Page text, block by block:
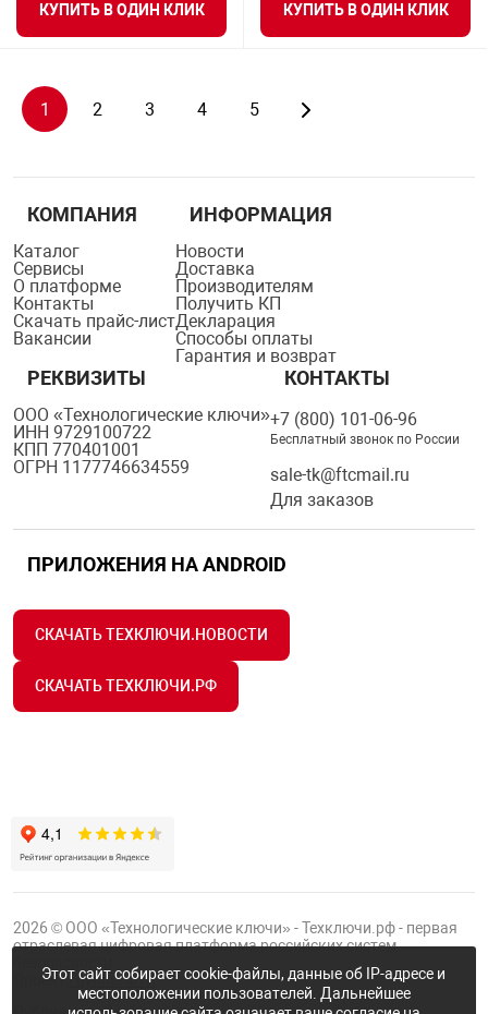
КУПИТЬ В ОДИН КЛИК КУПИТЬ В ОДИН КЛИК
1 2 3 4 5
КОМПАНИЯ
Каталог
Сервисы
О платформе
Контакты
Скачать прайс-лист
Вакансии
ИНФОРМАЦИЯ
Новости
Доставка
Производителям
Получить КП
Декларация
Способы оплаты
Гарантия и возврат
РЕКВИЗИТЫ
ООО «Технологические ключи»
ИНН 9729100722
КПП 770401001
ОГРН 1177746634559
КОНТАКТЫ
+7 (800) 101-06-96
Бесплатный звонок по России
sale-tk@ftcmail.ru
Для заказов
ПРИЛОЖЕНИЯ НА ANDROID
СКАЧАТЬ ТЕХКЛЮЧИ.НОВОСТИ
СКАЧАТЬ ТЕХКЛЮЧИ.РФ
2026 © ООО «Технологические ключи» - Техключи.рф - первая
отраслевая цифровая платформа российских систем
ПроектГруппы ФТК
Этот сайт собирает cookie-файлы, данные об IP-адресе и
местоположении пользователей. Дальнейшее